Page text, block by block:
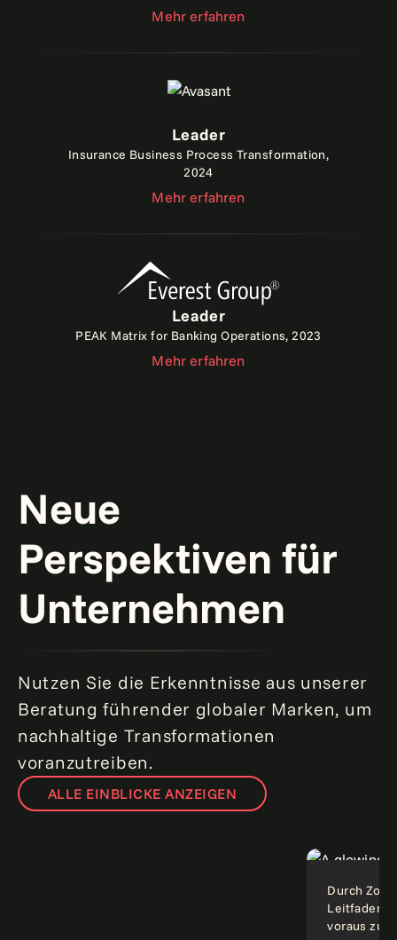
Mehr erfahren
Leader
Insurance Business Process Transformation,
2024
Mehr erfahren
Leader
PEAK Matrix for Banking Operations, 2023
Mehr erfahren
Neue
Perspektiven für
Unternehmen
Nutzen Sie die Erkenntnisse aus unserer
Beratung führender globaler Marken, um
nachhaltige Transformationen
voranzutreiben.
ALLE EINBLICKE ANZEIGEN
Agentic AI: Wie Agenten die Zukunft der
Entscheidungsfindung gestalten. Mehr
Durch
Leitfaden
voraus zu